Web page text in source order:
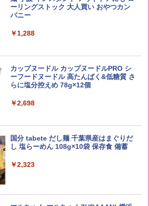
￥5,809
by Amazon あきたこまちブレンド 無洗
米 5kg
￥3,396
野沢農産 無洗米 青い流るる コシヒカリ
5kg 長野県産 令和7年産
￥3,980
【在庫処分価格】ももたろう印 無洗米 5
kg 業務用 お米マイスターブレンド
イボール 大容量
角ハイボール 350ml×24本 サントリー ウ
イスキー ハイボール 缶
【数量限定】竹鶴ピュアモルト700ml ア
サヒ [ ウイスキー 日本 700ml ]【中元 ギ
フト プレゼント 贈り物に】
￥6,783
ーリングストック 大人買い おやつカン
パニー
￥1,288
カップヌードル カップヌードルPRO シ
ーフードヌードル 高たんぱく&低糖質 さ
らに塩分控えめ 78g×12個
￥2,698
国分 tabete だし麺 千葉県産はまぐりだ
し 塩らーめん 108g×10袋 保存食 備蓄
￥2,323